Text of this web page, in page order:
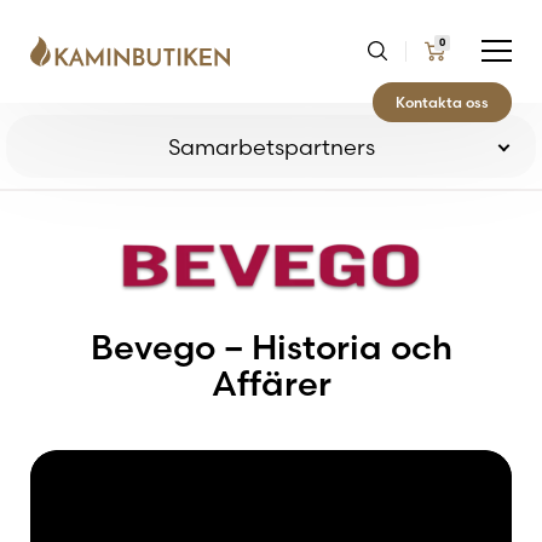
0
Kontakta oss
Samarbetspartners
Contura
Bevego – Historia och
Affärer